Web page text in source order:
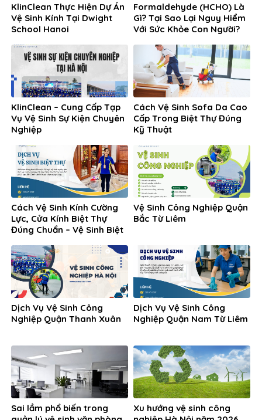
KlinClean Thực Hiện Dự Án
Vệ Sinh Kính Tại Dwight
School Hanoi
Formaldehyde (HCHO) Là
Gì? Tại Sao Lại Nguy Hiểm
Với Sức Khỏe Con Người?
KlinClean – Cung Cấp Tạp
Vụ Vệ Sinh Sự Kiện Chuyên
Nghiệp
Cách Vệ Sinh Sofa Da Cao
Cấp Trong Biệt Thự Đúng
Kỹ Thuật
Cách Vệ Sinh Kính Cường
Lực, Cửa Kính Biệt Thự
Đúng Chuẩn – Vệ Sinh Biệt
Vệ Sinh Công Nghiệp Quận
Bắc Từ Liêm
Dịch Vụ Vệ Sinh Công
Nghiệp Quận Thanh Xuân
Dịch Vụ Vệ Sinh Công
Nghiệp Quận Nam Từ Liêm
Sai lầm phổ biến trong
Xu hướng vệ sinh công